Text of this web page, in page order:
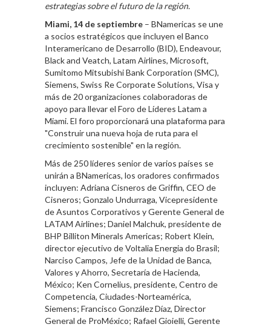
estrategias sobre el futuro de la región.
Miami, 14 de septiembre – BNamericas se une
a socios estratégicos que incluyen el Banco
Interamericano de Desarrollo (BID), Endeavour,
Black and Veatch, Latam Airlines, Microsoft,
Sumitomo Mitsubishi Bank Corporation (SMC),
Siemens, Swiss Re Corporate Solutions, Visa y
más de 20 organizaciones colaboradoras de
apoyo para llevar el Foro de Líderes Latam a
Miami. El foro proporcionará una plataforma para
"Construir una nueva hoja de ruta para el
crecimiento sostenible" en la región.
Más de 250 líderes senior de varios países se
unirán a BNamericas, los oradores confirmados
incluyen: Adriana Cisneros de Griffin, CEO de
Cisneros; Gonzalo Undurraga, Vicepresidente
de Asuntos Corporativos y Gerente General de
LATAM Airlines; Daniel Malchuk, presidente de
BHP Billiton Minerals Americas; Robert Klein,
director ejecutivo de Voltalia Energia do Brasil;
Narciso Campos, Jefe de la Unidad de Banca,
Valores y Ahorro, Secretaría de Hacienda,
México; Ken Cornelius, presidente, Centro de
Competencia, Ciudades-Norteamérica,
Siemens; Francisco González Díaz, Director
General de ProMéxico; Rafael Gioielli, Gerente